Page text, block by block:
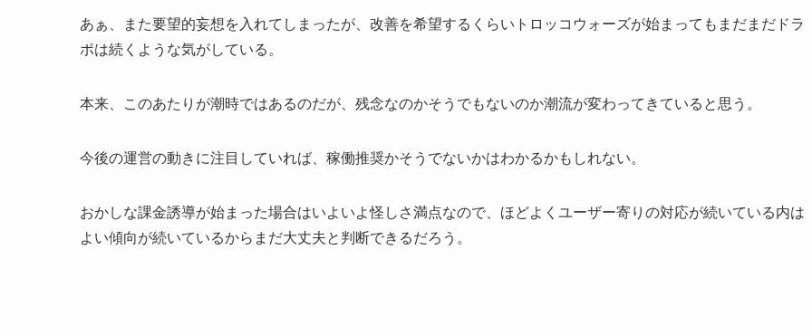
あぁ、また要望的妄想を入れてしまったが、改善を希望するくらいトロッコウォーズが始まってもまだまだドラ
ポは続くような気がしている。
本来、このあたりが潮時ではあるのだが、残念なのかそうでもないのか潮流が変わってきていると思う。
今後の運営の動きに注目していれば、稼働推奨かそうでないかはわかるかもしれない。
おかしな課金誘導が始まった場合はいよいよ怪しさ満点なので、ほどよくユーザー寄りの対応が続いている内は
よい傾向が続いているからまだ大丈夫と判断できるだろう。